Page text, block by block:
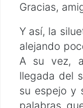
Gracias,
Y así, la
alejando
A su vez,
llegada del
su espejo y
palabras